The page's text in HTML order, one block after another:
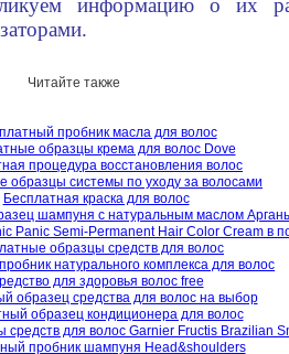
информацию о их
Читайте также
пробник масла для волос
образцы крема для волос Dove
процедура восстановления волос
образцы системы по уходу за волосами
Бесплатная краска для волос
шампуня с натуральным маслом
Panic Semi-Permanent Hair Color Cream в
образцы средств для волос
натурального комплекса для волос
для здоровья волос free
образец средства для волос на выбор
образец кондиционера для волос
средств для волос Garnier Fructis Brazilian
пробник шампуня Head&shoulders